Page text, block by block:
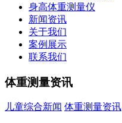
身高体重测量仪
新闻资讯
关于我们
案例展示
联系我们
体重测量资讯
儿童综合新闻 体重测量资讯